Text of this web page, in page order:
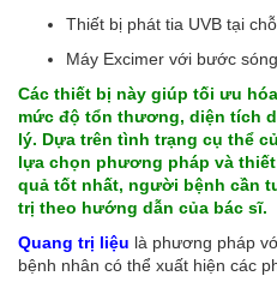
Thiết bị phát tia UVB tại chỗ
Máy Excimer với bước
Các thiết bị này giúp tối ưu
mức độ tổn thương, diện tích
lý. Dựa trên tình trạng cụ thể
lựa chọn phương pháp và
quả tốt nhất, người bệnh cần
trị theo hướng dẫn của bác sĩ.
Quang trị liệu là phương pháp
bệnh nhân có thể xuất hiện các